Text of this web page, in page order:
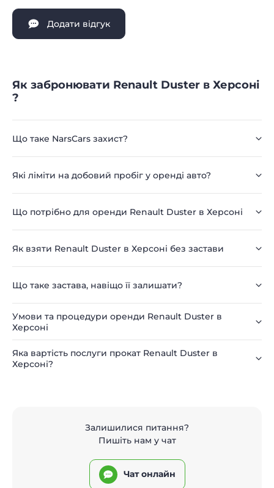
Додати відгук
Як забронювати Renault Duster в Херсоні
?
Що таке NarsCars захист?
Які ліміти на добовий пробіг у оренді авто?
Що потрібно для оренди Renault Duster в Херсоні
Як взяти Renault Duster в Херсоні без застави
Що таке застава, навіщо її залишати?
Умови та процедури оренди Renault Duster в
Херсоні
Яка вартість послуги прокат Renault Duster в
Херсоні?
Залишилися питання?
Пишіть нам у чат
Чат онлайн